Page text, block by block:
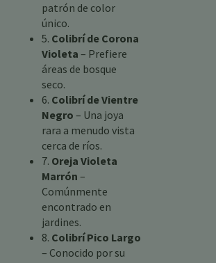
patrón de color
único.
5. Colibrí de Corona
Violeta – Prefiere
áreas de bosque
seco.
6. Colibrí de Vientre
Negro – Una joya
rara a menudo vista
cerca de ríos.
7. Oreja Violeta
Marrón –
Comúnmente
encontrado en
jardines.
8. Colibrí Pico Largo
– Conocido por su